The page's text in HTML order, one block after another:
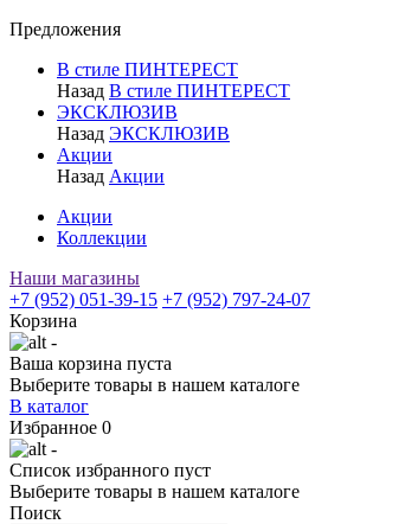
Предложения
В стиле ПИНТЕРЕСТ
Назад В стиле ПИНТЕРЕСТ
ЭКСКЛЮЗИВ
Назад ЭКСКЛЮЗИВ
Акции
Назад Акции
Акции
Коллекции
Наши магазины
+7 (952) 051-39-15 +7 (952) 797-24-07
Корзина
-
Ваша корзина пуста
Выберите товары в нашем каталоге
В каталог
Избранное 0
-
Список избранного пуст
Выберите товары в нашем каталоге
Поиск